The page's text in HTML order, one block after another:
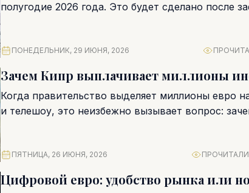
полугодие 2026 года. Это будет сделано после
ПОНЕДЕЛЬНИК, 29 ИЮНЯ, 2026
Зачем Кипр выплачивает миллионы
Когда правительство выделяет миллионы евро
и телешоу, это неизбежно вызывает вопрос:
ПЯТНИЦА, 26 ИЮНЯ, 2026 ПРОЧИТАЛИ
Цифровой евро: удобство рынка или